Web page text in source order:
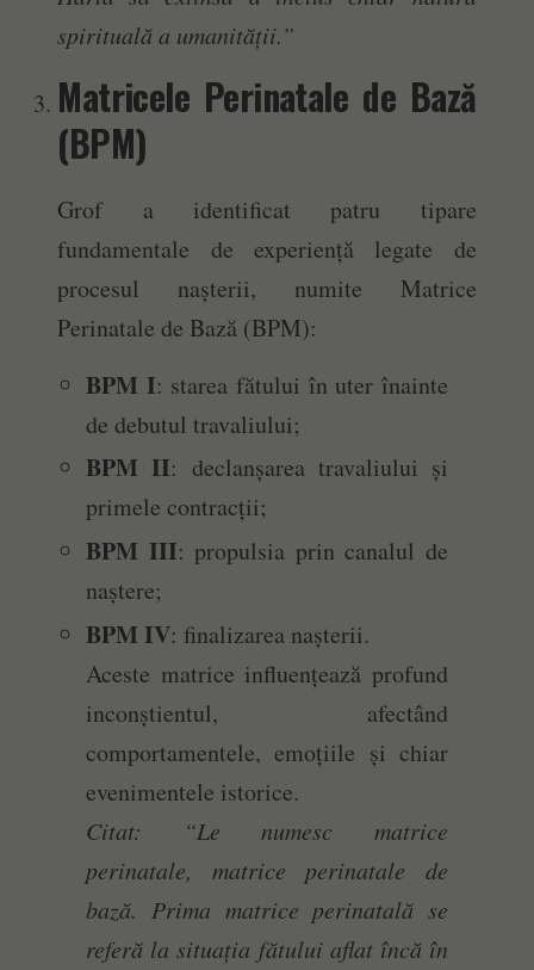
spirituală a umanității.”
Matricele Perinatale de Bază
(BPM)
Grof a identificat patru tipare
fundamentale de experiență legate de
procesul nașterii, numite Matrice
Perinatale de Bază (BPM):
BPM I: starea fătului în uter înainte
de debutul travaliului;
BPM II: declanșarea travaliului și
primele contracții;
BPM III: propulsia prin canalul de
naștere;
BPM IV: finalizarea nașterii.
Aceste matrice influențează profund
inconștientul, afectând
comportamentele, emoțiile și chiar
evenimentele istorice.
Citat: “Le numesc matrice
perinatale, matrice perinatale de
bază. Prima matrice perinatală se
referă la situația fătului aflat încă în